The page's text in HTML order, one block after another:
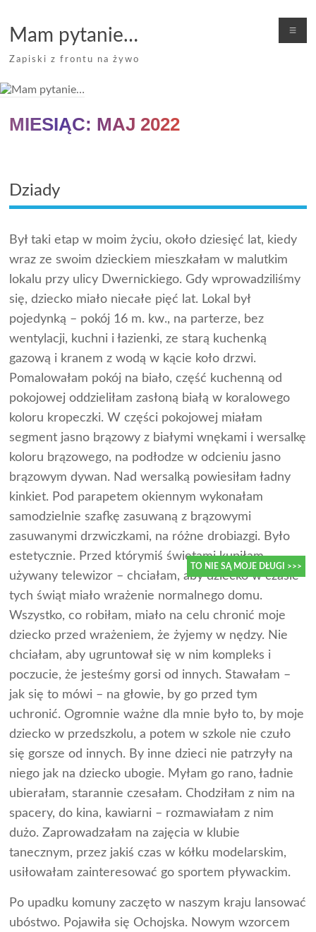
TO NIE SĄ MOJE DŁUGI >>>
content
Mam pytanie…
Zapiski z frontu na żywo
MIESIĄC: MAJ 2022
Dziady
Był taki etap w moim życiu, około dziesięć lat, kiedy
wraz ze swoim dzieckiem mieszkałam w malutkim
lokalu przy ulicy Dwernickiego. Gdy wprowadziliśmy
się, dziecko miało niecałe pięć lat. Lokal był
pojedynką – pokój 16 m. kw., na parterze, bez
wentylacji, kuchni i łazienki, ze starą kuchenką
gazową i kranem z wodą w kącie koło drzwi.
Pomalowałam pokój na biało, część kuchenną od
pokojowej oddzieliłam zasłoną białą w koralowego
koloru kropeczki. W części pokojowej miałam
segment jasno brązowy z białymi wnękami i wersalkę
koloru brązowego, na podłodze w odcieniu jasno
brązowym dywan. Nad wersalką powiesiłam ładny
kinkiet. Pod parapetem okiennym wykonałam
samodzielnie szafkę zasuwaną z brązowymi
zasuwanymi drzwiczkami, na różne drobiazgi. Było
estetycznie. Przed którymiś świętami kupiłam
używany telewizor – chciałam, aby dziecko w czasie
tych świąt miało wrażenie normalnego domu.
Wszystko, co robiłam, miało na celu chronić moje
dziecko przed wrażeniem, że żyjemy w nędzy. Nie
chciałam, aby ugruntował się w nim kompleks i
poczucie, że jesteśmy gorsi od innych. Stawałam –
jak się to mówi – na głowie, by go przed tym
uchronić. Ogromnie ważne dla mnie było to, by moje
dziecko w przedszkolu, a potem w szkole nie czuło
się gorsze od innych. By inne dzieci nie patrzyły na
niego jak na dziecko ubogie. Myłam go rano, ładnie
ubierałam, starannie czesałam. Chodziłam z nim na
spacery, do kina, kawiarni – rozmawiałam z nim
dużo. Zaprowadzałam na zajęcia w klubie
tanecznym, przez jakiś czas w kółku modelarskim,
usiłowałam zainteresować go sportem pływackim.
Po upadku komuny zaczęto w naszym kraju lansować
ubóstwo. Pojawiła się Ochojska. Nowym wzorcem